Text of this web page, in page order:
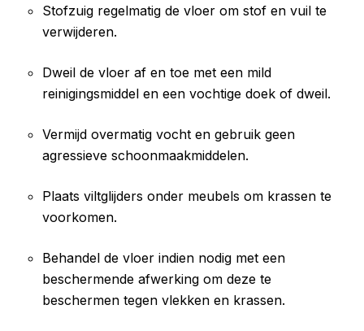
Stofzuig regelmatig de vloer om stof en vuil te
verwijderen.
Dweil de vloer af en toe met een mild
reinigingsmiddel en een vochtige doek of dweil.
Vermijd overmatig vocht en gebruik geen
agressieve schoonmaakmiddelen.
Plaats viltglijders onder meubels om krassen te
voorkomen.
Behandel de vloer indien nodig met een
beschermende afwerking om deze te
beschermen tegen vlekken en krassen.